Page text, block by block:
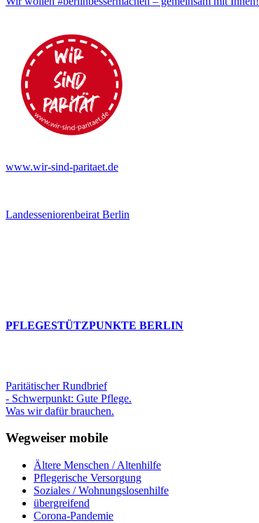
www.wir-sind-paritaet.de
Landesseniorenbeirat Berlin
PFLEGESTÜTZPUNKTE BERLIN
Paritätischer Rundbrief
- Schwerpunkt: Gute Pflege.
Was wir dafür brauchen.
Wegweiser mobile
Ältere Menschen / Altenhilfe
Pflegerische Versorgung
Soziales / Wohnungslosenhilfe
übergreifend
Corona-Pandemie